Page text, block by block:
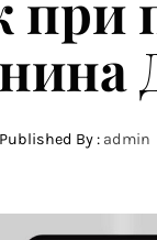
Published By : admin